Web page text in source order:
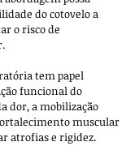
do cotovelo a
o risco de
tem papel
funcional do
dor, a mobilização
muscular
atrofias e rigidez.